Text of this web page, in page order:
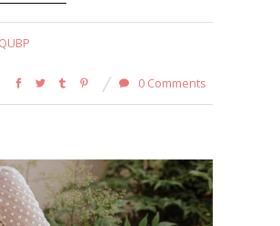
0 Comments